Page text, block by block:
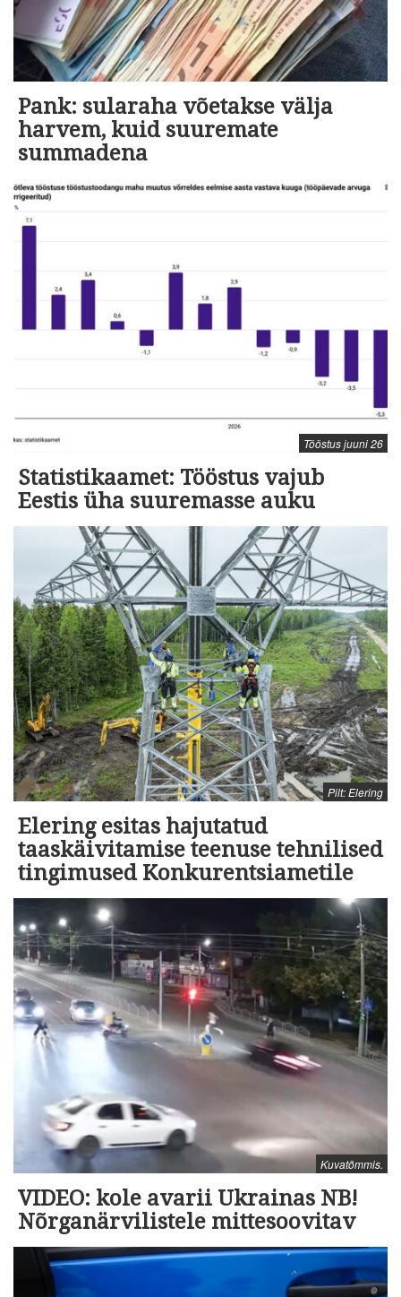
Pank: sularaha võetakse välja
harvem, kuid suuremate
summadena
Tööstus juuni 26
Statistikaamet: Tööstus vajub
Eestis üha suuremasse auku
Pilt: Elering
Elering esitas hajutatud
taaskäivitamise teenuse tehnilised
tingimused Konkurentsiametile
Kuvatõmmis.
VIDEO: kole avarii Ukrainas NB!
Nõrganärvilistele mittesoovitav